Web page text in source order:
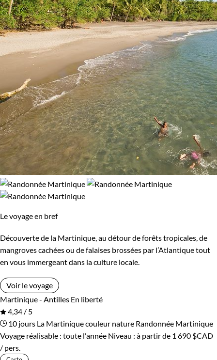
Le voyage en bref
Découverte de la Martinique, au détour de forêts tropicales, de
mangroves cachées ou de falaises brossées par l’Atlantique tout
en vous immergeant dans la culture locale.
Voir le voyage
Martinique - Antilles En liberté
4,34 / 5
10 jours La Martinique couleur nature Randonnée Martinique
Voyage réalisable : toute l'année Niveau : à partir de 1 690 $CAD
/ pers.